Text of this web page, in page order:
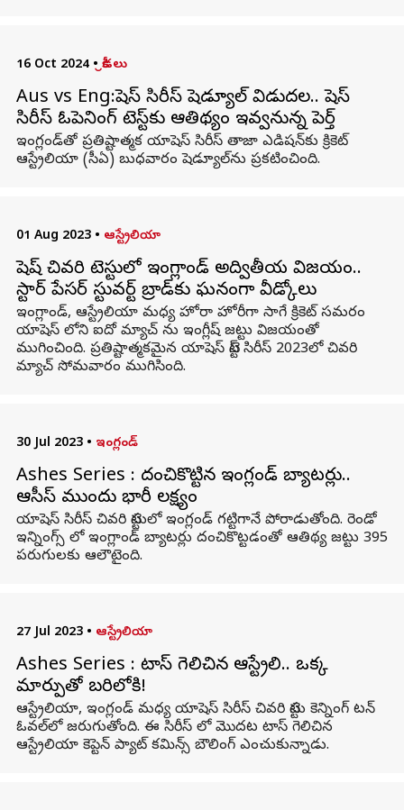
16 Oct 2024 • క్రీడలు
Aus vs Eng:యాషెస్‌ సిరీస్‌ షెడ్యూల్‌ విడుదల.. యాషెస్
సిరీస్ ఓపెనింగ్ టెస్ట్‌కు ఆతిథ్యం ఇవ్వనున్న పెర్త్
ఇంగ్లండ్‌తో ప్రతిష్టాత్మక యాషెస్‌ సిరీస్‌ తాజా ఎడిషన్‌కు క్రికెట్‌
ఆస్ట్రేలియా (సీఏ) బుధవారం షెడ్యూల్‌ను ప్రకటించింది.
01 Aug 2023 • ఆస్ట్రేలియా
యాషెష్ చివరి టెస్టులో ఇంగ్లాండ్ అద్వితీయ విజయం..
స్టార్ పేసర్ స్టువర్ట్ బ్రాడ్‌కు ఘనంగా వీడ్కోలు
ఇంగ్లాండ్, ఆస్ట్రేలియా మధ్య హోరా హోరీగా సాగే క్రికెట్ సమరం
యాషెస్ లోని ఐదో మ్యాచ్ ను ఇంగ్లీష్ జట్టు విజయంతో
ముగించింది. ప్రతిష్టాత్మకమైన యాషెస్ టెస్ట్ సిరీస్‌ 2023లో చివరి
మ్యాచ్ సోమవారం ముగిసింది.
30 Jul 2023 • ఇంగ్లండ్
Ashes Series : దంచికొట్టిన ఇంగ్లండ్ బ్యాటర్లు..
ఆసీస్ ముందు భారీ లక్ష్యం
యాషెస్ సిరీస్ చివరి టెస్టులో ఇంగ్లండ్ గట్టిగానే పోరాడుతోంది. రెండో
ఇన్నింగ్స్ లో ఇంగ్లాండ్ బ్యాటర్లు దంచికొట్టడంతో ఆతిథ్య జట్టు 395
పరుగులకు ఆలౌటైంది.
27 Jul 2023 • ఆస్ట్రేలియా
Ashes Series : టాస్ గెలిచిన ఆస్ట్రేలియా.. ఒక్క
మార్పుతో బరిలోకి!
ఆస్ట్రేలియా, ఇంగ్లండ్ మధ్య యాషెస్ సిరీస్ చివరి టెస్టు కెన్నింగ్ టన్
ఓవల్‌లో జరుగుతోంది. ఈ సిరీస్ లో మొదట టాస్ గెలిచిన
ఆస్ట్రేలియా కెప్టెన్ ప్యాట్ కమిన్స్ బౌలింగ్ ఎంచుకున్నాడు.